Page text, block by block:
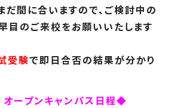
だ間に合いますので、ご検討中の
目のご来校をお願いいたします
受験で即日合否の結果が分かり
ープンキャンパス日程◆